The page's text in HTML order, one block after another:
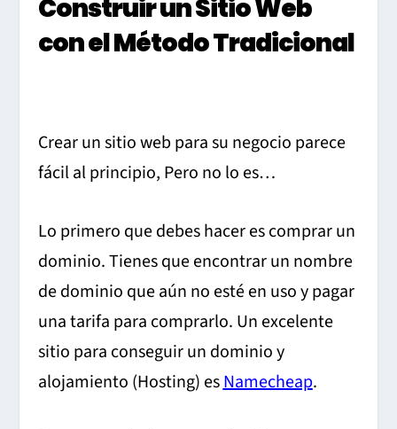
Construir un Sitio Web
con el Método Tradicional
Crear un sitio web para su negocio parece
fácil al principio, Pero no lo es…
Lo primero que debes hacer es comprar un
dominio. Tienes que encontrar un nombre
de dominio que aún no esté en uso y pagar
una tarifa para comprarlo. Un excelente
sitio para conseguir un dominio y
alojamiento (Hosting) esNamecheap.